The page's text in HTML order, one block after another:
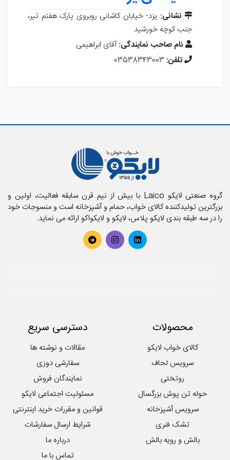
نشانی: یزد- خیابان کاشانی روبروی پارک هفتم تیر،
جنب کوچه خورشید
نام صاحب نمایندگی:آقای ابراهیمی
تلفن: 03538343003
گروه صنعتی لایکو Laico با بیش از نیم قرن سابقه فعالیت، اولین و
بزرگترین تولیدکننده کالای خواب، حمام و آشپزخانه است و منسوجات خود
را در سه طبقه بندی لایکو پلاس، لایکو و لایکواکو ارائه می نماید.
محصولات
کالای خواب لایکو
سرویس لحاف
روتختی
حوله تن پوش بزرگسال
سرویس آشپزخانه
تشک فنری
بالش و رویه بالش
دسترسی سریع
مقالات و نوشته ها
سفارشی دوزی
نمایندگان فروش
مسئولیت اجتماعی لایکو
قوانین و مقررات خرید اینترنتی
شرایط ارسال سفارشات
درباره ما
تماس با ما